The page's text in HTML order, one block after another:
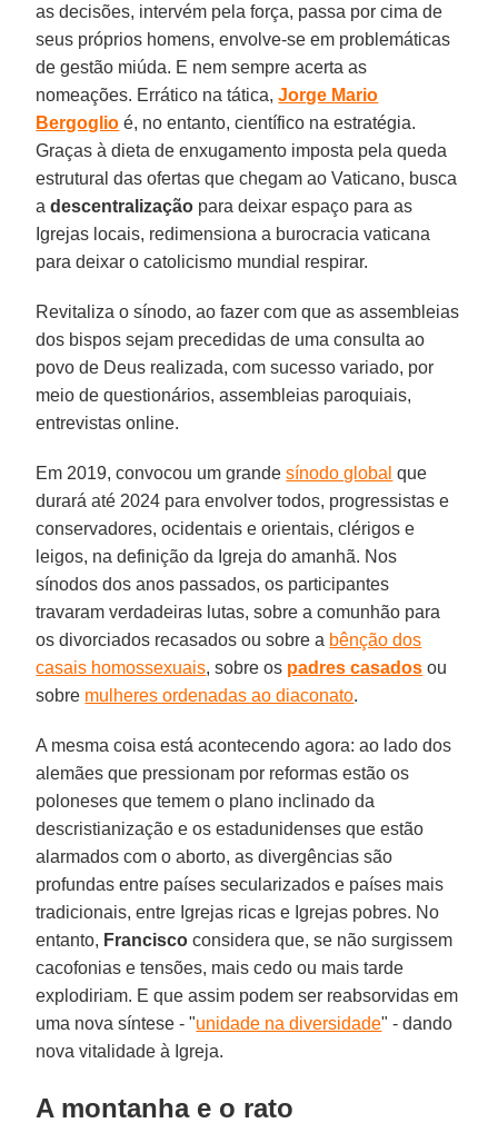
as decisões, intervém pela força, passa por cima de
seus próprios homens, envolve-se em problemáticas
de gestão miúda. E nem sempre acerta as
nomeações. Errático na tática,Jorge Mario
Bergoglio é, no entanto, científico na estratégia.
Graças à dieta de enxugamento imposta pela queda
estrutural das ofertas que chegam ao Vaticano, busca
adescentralização para deixar espaço para as
Igrejas locais, redimensiona a burocracia vaticana
para deixar o catolicismo mundial respirar.
Revitaliza o sínodo, ao fazer com que as assembleias
dos bispos sejam precedidas de uma consulta ao
povo de Deus realizada, com sucesso variado, por
meio de questionários, assembleias paroquiais,
entrevistas online.
Em 2019, convocou um grande sínodo global que
durará até 2024 para envolver todos, progressistas e
conservadores, ocidentais e orientais, clérigos e
leigos, na definição da Igreja do amanhã. Nos
sínodos dos anos passados, os participantes
travaram verdadeiras lutas, sobre a comunhão para
os divorciados recasados ou sobre a bênção dos
casais homossexuais, sobre os padres casados ou
sobre mulheres ordenadas ao diaconato.
A mesma coisa está acontecendo agora: ao lado dos
alemães que pressionam por reformas estão os
poloneses que temem o plano inclinado da
descristianização e os estadunidenses que estão
alarmados com o aborto, as divergências são
profundas entre países secularizados e países mais
tradicionais, entre Igrejas ricas e Igrejas pobres. No
entanto, Francisco considera que, se não surgissem
cacofonias e tensões, mais cedo ou mais tarde
explodiriam. E que assim podem ser reabsorvidas em
uma nova síntese - "unidade na diversidade" - dando
nova vitalidade à Igreja.
A montanha e o rato